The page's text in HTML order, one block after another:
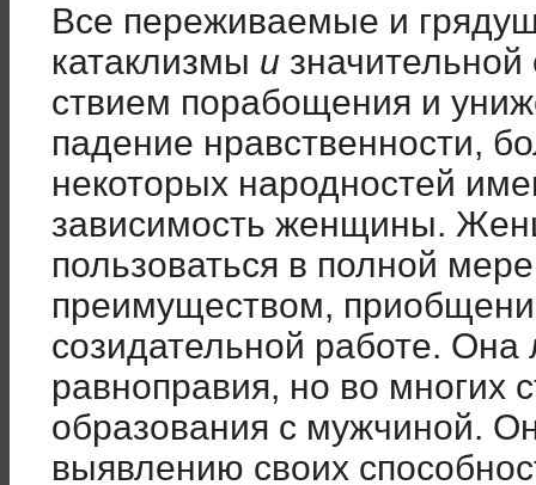
Все переживаемые и
катаклизмы и
ствием порабощения и
падение нравственности,
некото­рых народностей
зависимость женщины.
пользоваться в полной
преимуществом,
созидательной рабо­те.
равноправия, но во многих
образования с мужчиной.
выявлению своих